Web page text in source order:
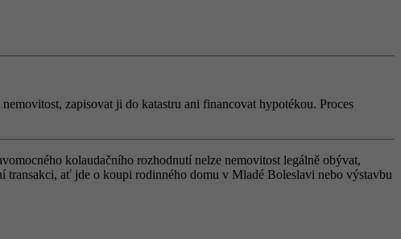
zapisovat ji do katastru ani financovat hypotékou. Proces
kolaudačního rozhodnutí nelze nemovitost legálně obývat,
transakci, ať jde o koupi rodinného domu v Mladé Boleslavi nebo výstavbu